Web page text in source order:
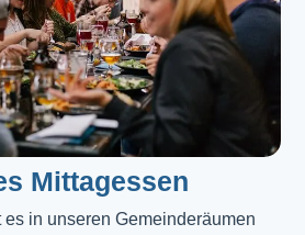
Mittagessen
in unseren Gemeinderäumen